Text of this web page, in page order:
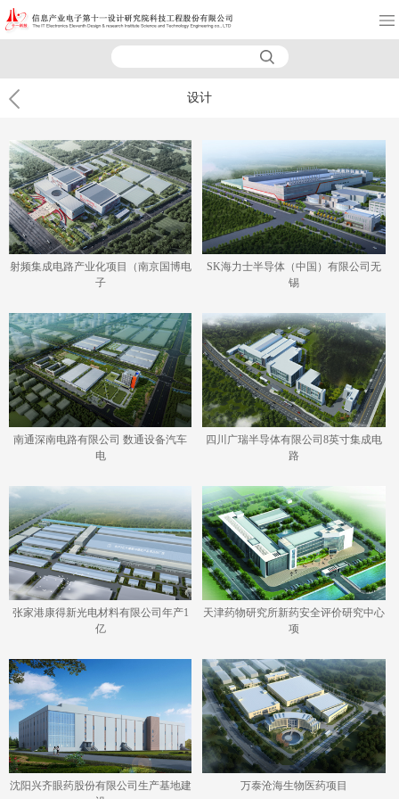
设计
射频集成电路产业化项目（南京国博电
子
SK海力士半导体（中国）有限公司无
锡
南通深南电路有限公司 数通设备汽车
电
四川广瑞半导体有限公司8英寸集成电
路
张家港康得新光电材料有限公司年产1
亿
天津药物研究所新药安全评价研究中心
项
沈阳兴齐眼药股份有限公司生产基地建
万泰沧海生物医药项目